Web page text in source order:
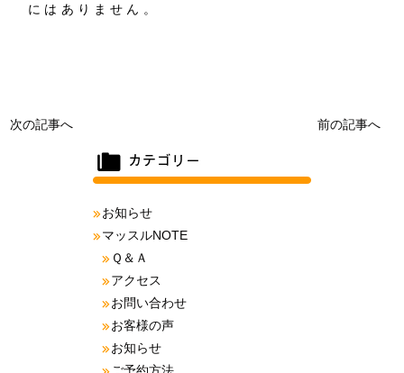
にはありません。
次の記事へ 前の記事へ
お知らせ
マッスルNOTE
Ｑ＆Ａ
アクセス
お問い合わせ
お客様の声
お知らせ